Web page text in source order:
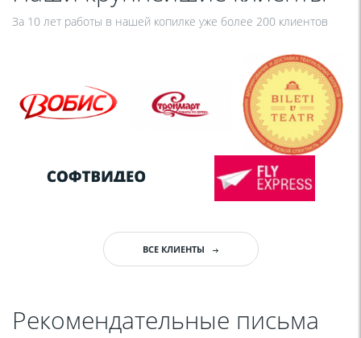
За 10 лет работы в нашей копилке уже более 200 клиентов
ВСЕ КЛИЕНТЫ
Рекомендательные письма